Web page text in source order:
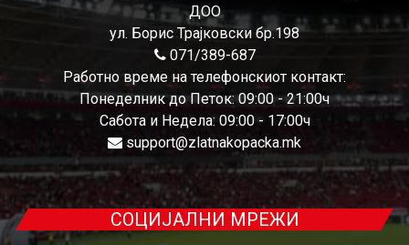
ДОО
ул. Борис Трајковски бр.198
071/389-687
Работно време на телефонскиот контакт:
Понеделник до Петок: 09:00 - 21:00ч
Сабота и Недела: 09:00 - 17:00ч
support@zlatnakopacka.mk
СОЦИЈАЛНИ МРЕЖИ